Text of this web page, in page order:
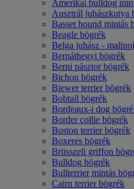
Amerikai bulldog
Ausztrál juhászkutya
Basset hound mintás
Beagle bögrék
Belga juhász -
Bernáthegyi bögrék
Berni pásztor bögrék
Bichon bögrék
Biewer terrier bögrék
Bobtail bögrék
Bordeaux-i dog
Border collie bögrék
Boston terrier bögrék
Boxeres bögrék
Brüsszeli griffon
Bulldog bögrék
Bullterrier mintás
Cairn terrier bögrék